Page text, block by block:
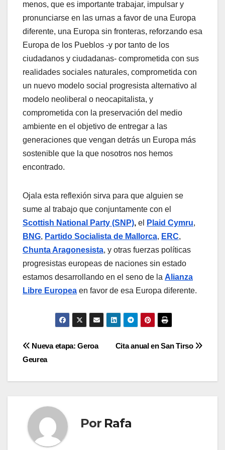
menos, que es importante trabajar, impulsar y
pronunciarse en las urnas a favor de una Europa
diferente, una Europa sin fronteras, reforzando esa
Europa de los Pueblos -y por tanto de los
ciudadanos y ciudadanas- comprometida con sus
realidades sociales naturales, comprometida con
un nuevo modelo social progresista alternativo al
modelo neoliberal o neocapitalista, y
comprometida con la preservación del medio
ambiente en el objetivo de entregar a las
generaciones que vengan detrás un Europa más
sostenible que la que nosotros nos hemos
encontrado.
Ojala esta reflexión sirva para que alguien se
sume al trabajo que conjuntamente con el
Scottish National Party (SNP), el Plaid Cymru,
BNG, Partido Socialista de Mallorca, ERC,
Chunta Aragonesista, y otras fuerzas polí­ticas
progresistas europeas de naciones sin estado
estamos desarrollando en el seno de la Alianza
Libre Europea en favor de esa Europa diferente.
Navegación
Cita anual en San Tirso
Nueva etapa: Geroa
Geurea
Por Rafa